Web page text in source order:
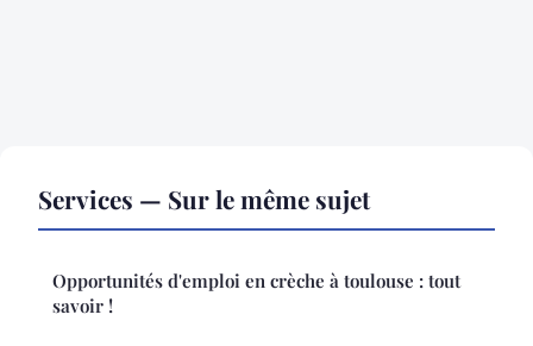
Services — Sur le même sujet
Opportunités d'emploi en crèche à toulouse : tout
savoir !